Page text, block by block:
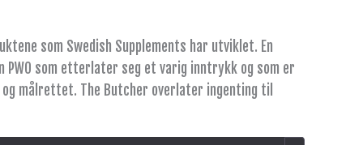
som Swedish Supplements har utviklet. En
PWO som etterlater seg et varig inntrykk og som er
målrettet. The Butcher overlater ingenting til